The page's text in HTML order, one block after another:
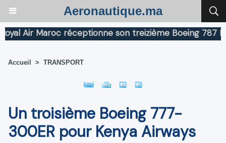
Aeronautique.ma
Air Maroc réceptionne son treizième Boeing 787
Accueil > TRANSPORT
Un troisième Boeing 777-
300ER pour Kenya Airways